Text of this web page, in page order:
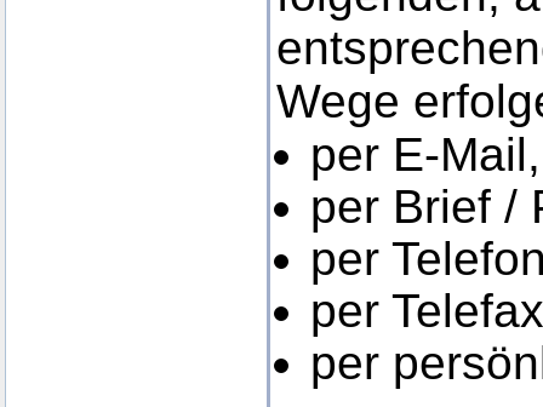
Wege
per E-Mail,
per Brief /
per
per
per